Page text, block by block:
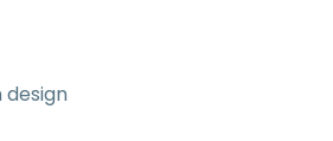
design